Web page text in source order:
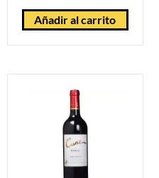
Añadir al carrito